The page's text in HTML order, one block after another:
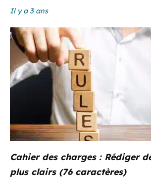
Il y a 3 ans
Cahier des charges : Rédiger
plus clairs (76 caractères)